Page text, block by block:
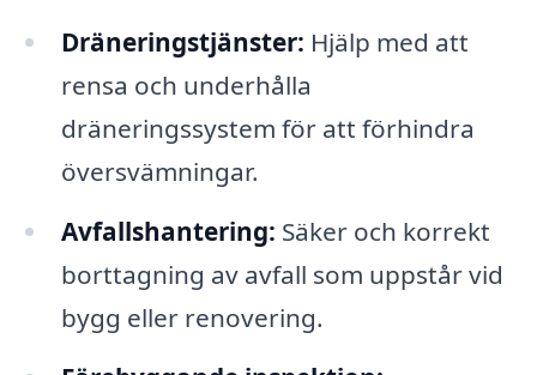
Dräneringstjänster: Hjälp med att
rensa och underhålla
dräneringssystem för att förhindra
översvämningar.
Avfallshantering: Säker och korrekt
borttagning av avfall som uppstår vid
bygg eller renovering.